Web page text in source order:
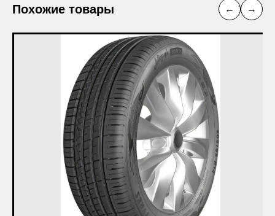
Похожие товары ← →